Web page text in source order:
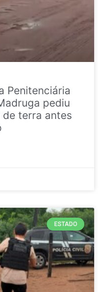
Penitenciária
pediu
terra antes
ESTADO